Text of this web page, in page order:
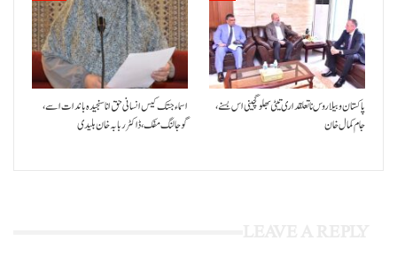
اسماء جتک کیس انسانی حق انا سنجیدہ باندات اسے،
گوجالنگ مفک،ڈاکٹر ربابہ خان بلیدی
پاکستان و بیلاروس نا تعلقداری تیٹی بھلو گچینی اس بسنے،
جام کمال خان